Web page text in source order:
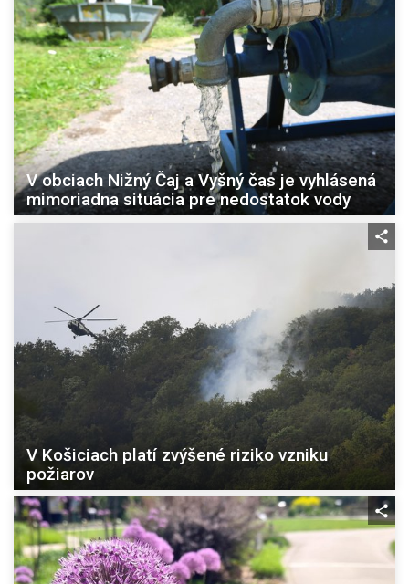
V obciach Nižný Čaj a Vyšný čas je vyhlásená
mimoriadna situácia pre nedostatok vody
V Košiciach platí zvýšené riziko vzniku
požiarov